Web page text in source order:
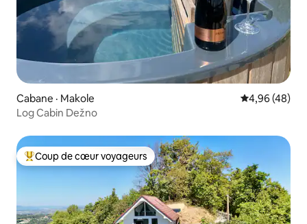
Cabane · Makole Note
4,96 (48)
Log Cabin Dežno
Coup de cœur voyageurs parmi les plus aimés
Coup de cœur voyageurs